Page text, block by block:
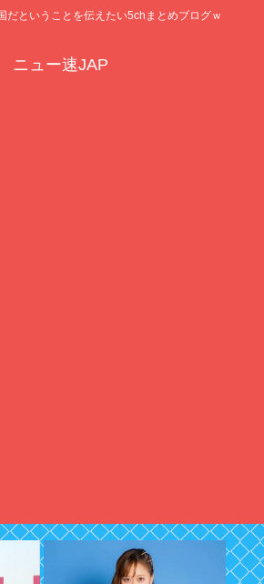
だということを伝えたい5chまとめブログｗ
ニュー速JAP